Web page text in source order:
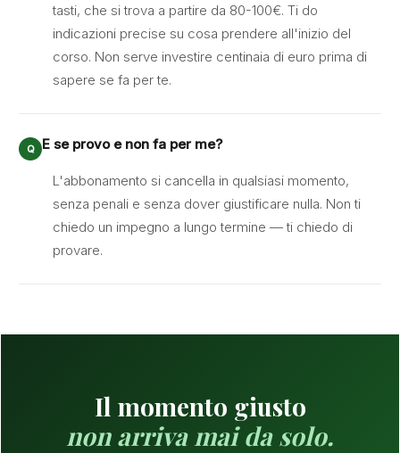
tasti, che si trova a partire da 80-100€. Ti do
indicazioni precise su cosa prendere all'inizio del
corso. Non serve investire centinaia di euro prima di
sapere se fa per te.
E se provo e non fa per me?
L'abbonamento si cancella in qualsiasi momento,
senza penali e senza dover giustificare nulla. Non ti
chiedo un impegno a lungo termine — ti chiedo di
provare.
Il momento giusto
non arriva mai da solo.